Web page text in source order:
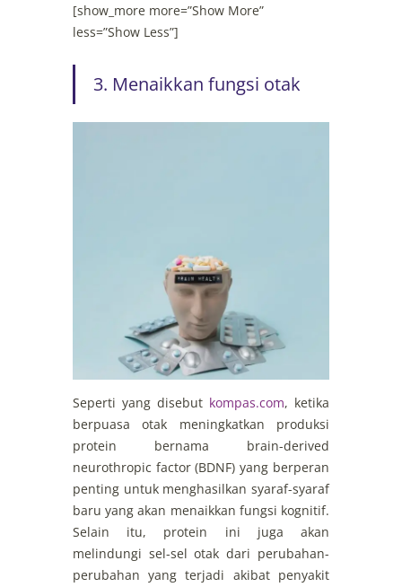
[show_more more=”Show More”
less=”Show Less”]
3. Menaikkan fungsi otak
Seperti yang disebut kompas.com, ketika
berpuasa otak meningkatkan produksi
protein bernama brain-derived
neurothropic factor (BDNF) yang berperan
penting untuk menghasilkan syaraf-syaraf
baru yang akan menaikkan fungsi kognitif.
Selain itu, protein ini juga akan
melindungi sel-sel otak dari perubahan-
perubahan yang terjadi akibat penyakit